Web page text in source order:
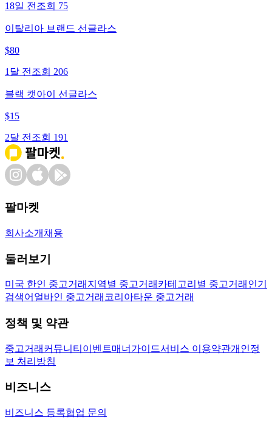
18일 전 조회 75
이탈리아 브랜드 선글라스
$80
1달 전 조회 206
블랙 캣아이 선글라스
$15
2달 전 조회 191
팔마켓
회사소개 채용
둘러보기
미국 한인 중고거래 지역별 중고거래 카테고리별 중고거래 인기
검색어 얼바인 중고거래 코리아타운 중고거래
정책 및 약관
중고거래 커뮤니티 이벤트매너가이드서비스 이용약관개인정
보 처리방침
비즈니스
비즈니스 등록협업 문의